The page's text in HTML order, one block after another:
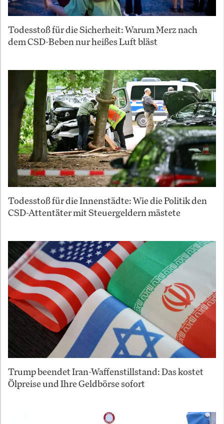
Todesstoß für die Sicherheit: Warum Merz nach
dem CSD-Beben nur heißes Luft bläst
Todesstoß für die Innenstädte: Wie die Politik den
CSD-Attentäter mit Steuergeldern mästete
Trump beendet Iran-Waffenstillstand: Das kostet
Ölpreise und Ihre Geldbörse sofort